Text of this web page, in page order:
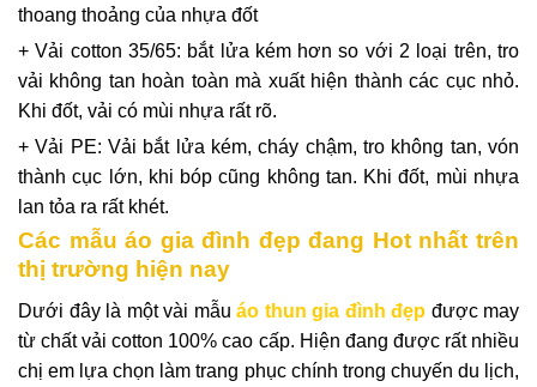
thoang thoảng của nhựa đốt
+ Vải cotton 35/65: bắt lửa kém hơn so với 2 loại trên, tro
vải không tan hoàn toàn mà xuất hiện thành các cục nhỏ.
Khi đốt, vải có mùi nhựa rất rõ.
+ Vải PE: Vải bắt lửa kém, cháy chậm, tro không tan, vón
thành cục lớn, khi bóp cũng không tan. Khi đốt, mùi nhựa
lan tỏa ra rất khét.
Các mẫu áo gia đình đẹp đang Hot nhất trên
thị trường hiện nay
Dưới đây là một vài mẫu áo thun gia đình đẹp được may
từ chất vải cotton 100% cao cấp. Hiện đang được rất nhiều
chị em lựa chọn làm trang phục chính trong chuyến du lịch,